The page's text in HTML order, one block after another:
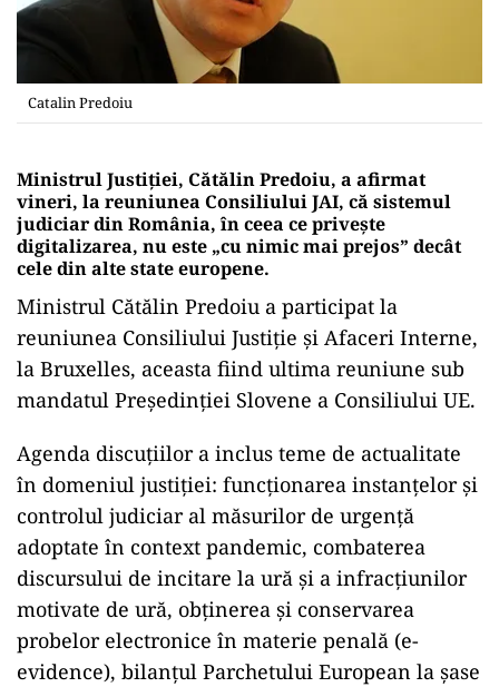
Catalin Predoiu
Ministrul Justiţiei, Cătălin Predoiu, a afirmat
vineri, la reuniunea Consiliului JAI, că sistemul
judiciar din România, în ceea ce priveşte
digitalizarea, nu este „cu nimic mai prejos” decât
cele din alte state europene.
Ministrul Cătălin Predoiu a participat la
reuniunea Consiliului Justiţie şi Afaceri Interne,
la Bruxelles, aceasta fiind ultima reuniune sub
mandatul Preşedinţiei Slovene a Consiliului UE.
Agenda discuţiilor a inclus teme de actualitate
în domeniul justiţiei: funcţionarea instanţelor şi
controlul judiciar al măsurilor de urgenţă
adoptate în context pandemic, combaterea
discursului de incitare la ură şi a infracţiunilor
motivate de ură, obţinerea şi conservarea
probelor electronice în materie penală (e-
evidence), bilanţul Parchetului European la şase